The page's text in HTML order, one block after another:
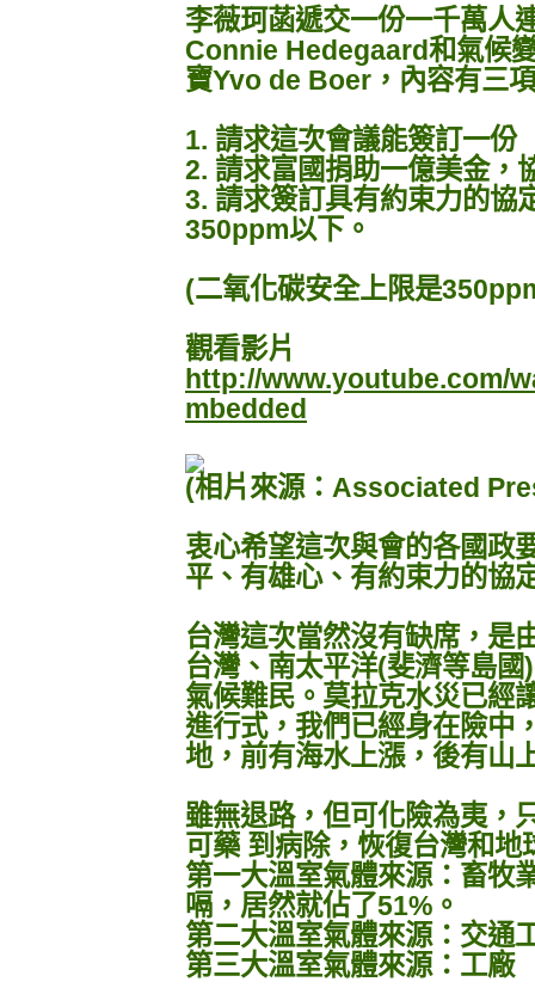
李薇珂菡遞交一份一千萬人
Connie Hedegaard和氣候
寶Yvo de Boer，內容有三
1. 請求這次會議能簽訂一份
2. 請求富國捐助一億美金，
3. 請求簽訂具有約束力的協
350ppm以下。
(二氧化碳安全上限是
觀看影片
http://www.youtube.com/
mbedded
(相片來源：Associated
衷心希望這次與會的各國政
平、有雄心、有約束力的協
台灣這次當然沒有缺席，是
台灣、南太平洋(斐濟等島
氣候難民。莫拉克水災已經
進行式，我們已經身在險中
地，前有海水上漲，後有山
雖無退路，但可化險為夷，
可藥 到病除，恢復台灣和地
第一大溫室氣體來源：畜牧
嗝，居然就佔了51%。
第二大溫室氣體來源：交通
第三大溫室氣體來源：工廠